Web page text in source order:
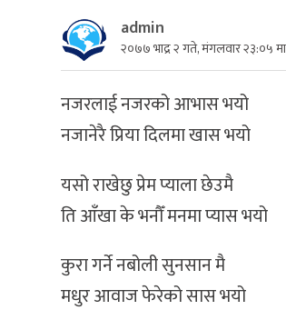
admin
२०७७ भाद्र २ गते, मंगलवार २३:०५ मा
नजरलाई नजरको आभास भयो
नजानेरै प्रिया दिलमा खास भयो
यसो राखेछु प्रेम प्याला छेउमै
ति आँखा के भनौँ मनमा प्यास भयो
कुरा गर्ने नबोली सुनसान मै
मधुर आवाज फेरेको सास भयो